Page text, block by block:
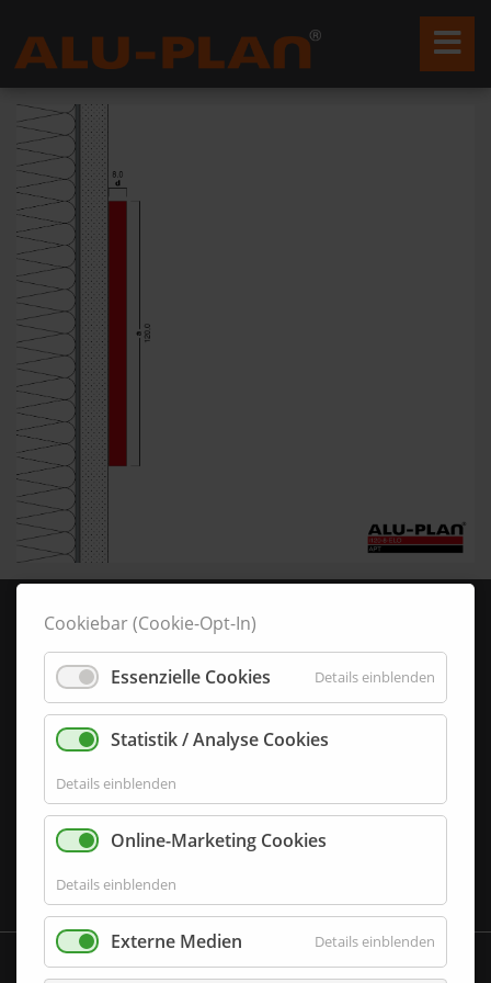
i120-8-ELO
Produkttyp:
Flachprofil
Serie:
Serie i
Material (Sichtseite):
Einbauart:
SKU: i120-8-ELO
Cookiebar (Cookie-Opt-In)
Essenzielle Cookies Details einblenden
Statistik / Analyse Cookies
Details einblenden
Online-Marketing Cookies
Details einblenden
Externe Medien Details einblenden